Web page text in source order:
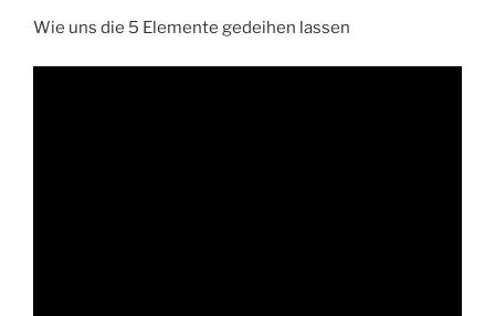
Wie uns die 5 Elemente gedeihen lassen